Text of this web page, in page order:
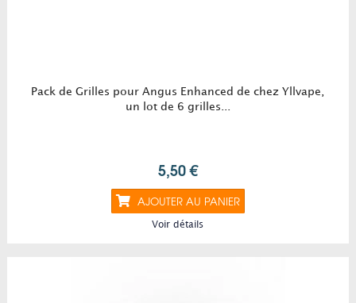
Pack de Grilles pour Angus Enhanced de chez Yllvape,
un lot de 6 grilles...
5,50 €
AJOUTER AU PANIER
Voir détails